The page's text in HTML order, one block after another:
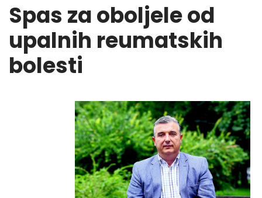
Spas za oboljele od
upalnih reumatskih
bolesti